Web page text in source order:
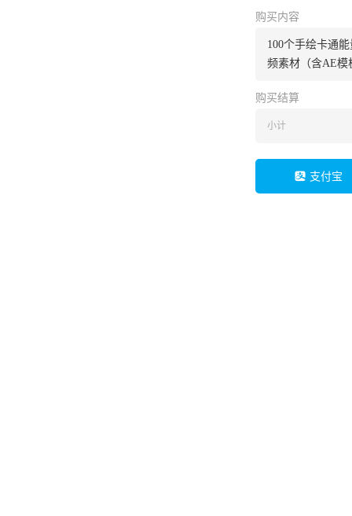
购买内容
100个手绘卡通
频素材（含AE模
购买结算
小计
支付宝